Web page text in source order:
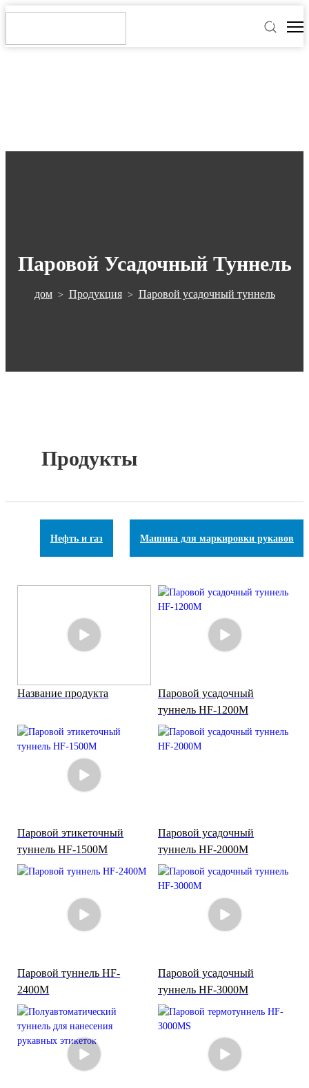
Паровой Усадочный Туннель
дом> Продукция> Паровой усадочный туннель
Продукты
Нефть и газ Машина для маркировки рукавов
Название продукта
Паровой усадочный
туннель HF-1200M
Паровой этикеточный
туннель HF-1500M
Паровой усадочный
туннель HF-2000M
Паровой туннель HF-
2400M
Паровой усадочный
туннель HF-3000M